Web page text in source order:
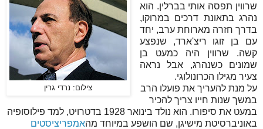
צילום: נרדי גרין
שרווין תפסה אותי בברלין. הוא
נהרג בתאונת דרכים במרוקו,
בדרך חזרה מארוחת ערב, יחד
עם בן זוגו ריצ'ארד, שנפצע
קשה. שרווין היה כמעט בן
שמונים כשנהרג, אבל נראה
צעיר מגילו הכרונולוגי.
על מנת להעריך את פועלו הרב
במשך שנות חייו צריך להכיר
במעט את סיפורו. הוא נולד בינואר 1928 בדטרויט, למד פילוסופיה
באוניברסיטת מישיגן, שם הושפע במיוחד מהאמפריציסטים